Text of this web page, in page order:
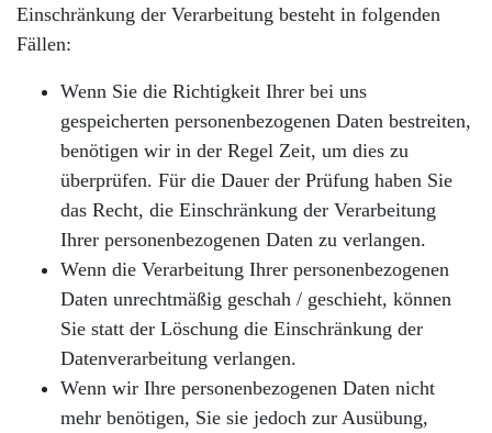
Einschränkung der Verarbeitung besteht in folgenden
Fällen:
Wenn Sie die Richtigkeit Ihrer bei uns
gespeicherten personenbezogenen Daten bestreiten,
benötigen wir in der Regel Zeit, um dies zu
überprüfen. Für die Dauer der Prüfung haben Sie
das Recht, die Einschränkung der Verarbeitung
Ihrer personenbezogenen Daten zu verlangen.
Wenn die Verarbeitung Ihrer personenbezogenen
Daten unrechtmäßig geschah / geschieht, können
Sie statt der Löschung die Einschränkung der
Datenverarbeitung verlangen.
Wenn wir Ihre personenbezogenen Daten nicht
mehr benötigen, Sie sie jedoch zur Ausübung,